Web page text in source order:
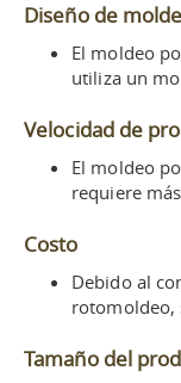
Diseño de molde
El moldeo
utiliza un
Velocidad de
El moldeo
requiere
Costo
Debido al
rotomoldeo,
Tamaño del